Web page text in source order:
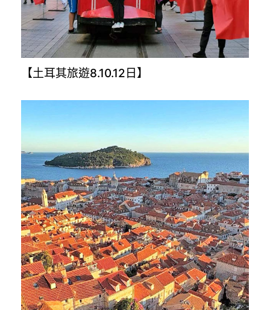
【土耳其旅遊8.10.12日】